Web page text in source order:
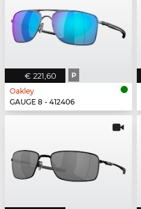
€ 221,60 P
Oakley
GAUGE 8 - 412406